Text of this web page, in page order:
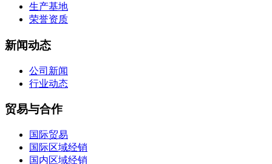
生产基地
荣誉资质
新闻动态
公司新闻
行业动态
贸易与合作
国际贸易
国际区域经销
国内区域经销